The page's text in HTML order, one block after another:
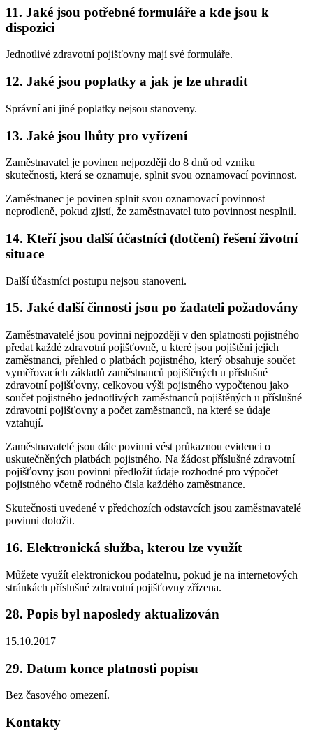
11. Jaké jsou potřebné formuláře a kde jsou k
dispozici
Jednotlivé zdravotní pojišťovny mají své formuláře.
12. Jaké jsou poplatky a jak je lze uhradit
Správní ani jiné poplatky nejsou stanoveny.
13. Jaké jsou lhůty pro vyřízení
Zaměstnavatel je povinen nejpozději do 8 dnů od vzniku
skutečnosti, která se oznamuje, splnit svou oznamovací povinnost.
Zaměstnanec je povinen splnit svou oznamovací povinnost
neprodleně, pokud zjistí, že zaměstnavatel tuto povinnost nesplnil.
14. Kteří jsou další účastníci (dotčení) řešení životní
situace
Další účastníci postupu nejsou stanoveni.
15. Jaké další činnosti jsou po žadateli požadovány
Zaměstnavatelé jsou povinni nejpozději v den splatnosti pojistného
předat každé zdravotní pojišťovně, u které jsou pojištěni jejich
zaměstnanci, přehled o platbách pojistného, který obsahuje součet
vyměřovacích základů zaměstnanců pojištěných u příslušné
zdravotní pojišťovny, celkovou výši pojistného vypočtenou jako
součet pojistného jednotlivých zaměstnanců pojištěných u příslušné
zdravotní pojišťovny a počet zaměstnanců, na které se údaje
vztahují.
Zaměstnavatelé jsou dále povinni vést průkaznou evidenci o
uskutečněných platbách pojistného. Na žádost příslušné zdravotní
pojišťovny jsou povinni předložit údaje rozhodné pro výpočet
pojistného včetně rodného čísla každého zaměstnance.
Skutečnosti uvedené v předchozích odstavcích jsou zaměstnavatelé
povinni doložit.
16. Elektronická služba, kterou lze využít
Můžete využít elektronickou podatelnu, pokud je na internetových
stránkách příslušné zdravotní pojišťovny zřízena.
28. Popis byl naposledy aktualizován
15.10.2017
29. Datum konce platnosti popisu
Bez časového omezení.
Kontakty